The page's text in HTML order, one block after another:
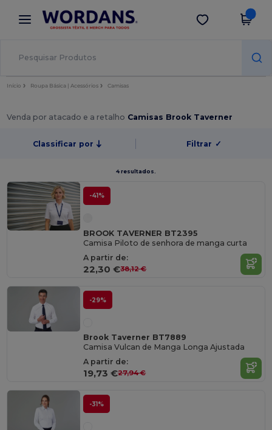
× App Wordans
Melhores preços na app!
Obter app
Início Roupa Básica | Acessórios Camisas
Venda por atacado e a retalho Camisas Brook Taverner
Classificar por Filtrar ✓
4 resultados.
-41%
BROOK TAVERNER BT2395
Camisa Piloto de senhora de manga curta
A partir de:
22,30 €38,12 €
-29%
Brook Taverner BT7889
Camisa Vulcan de Manga Longa Ajustada
A partir de:
19,73 €27,94 €
-31%